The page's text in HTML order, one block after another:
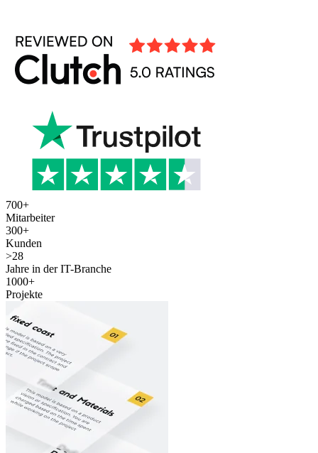
700+
Mitarbeiter
300+
Kunden
>28
Jahre in der IT-Branche
1000+
Projekte